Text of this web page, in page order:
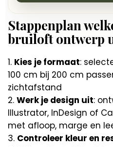
Stappenplan
bruiloft ontwerp
Kies je formaat:
100 cm bij 200 cm
zichtafstand
Werk je design uit:
Illustrator, InDesign of
met afloop, marge en
Controleer kleur en